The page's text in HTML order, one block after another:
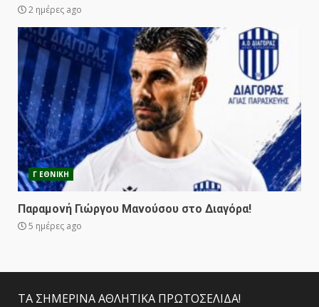
2 ημέρες ago
Γ ΕΘΝΙΚΗ
Παραμονή Γιώργου Μανούσου στο Διαγόρα!
5 ημέρες ago
ΤΑ ΣΗΜΕΡΙΝΑ ΑΘΛΗΤΙΚΑ ΠΡΩΤΟΣΕΛΙΔΑ!